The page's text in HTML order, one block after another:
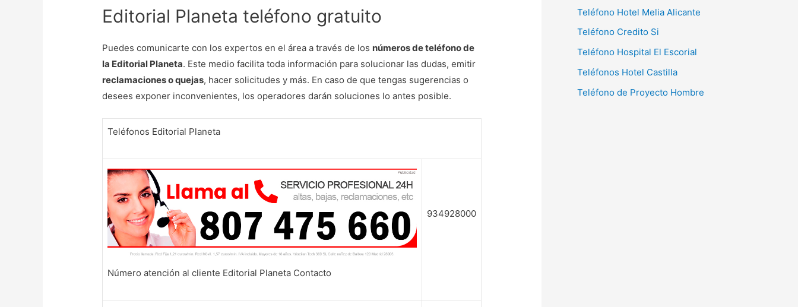
Editorial Planeta teléfono gratuito
Puedes comunicarte con los expertos en el área a través de los números de teléfono de
la Editorial Planeta. Este medio facilita toda información para solucionar las dudas, emitir
reclamaciones o quejas, hacer solicitudes y más. En caso de que tengas sugerencias o
desees exponer inconvenientes, los operadores darán soluciones lo antes posible.
Teléfonos Editorial Planeta
Número atención al cliente Editorial Planeta Contacto
934928000
Teléfono Hotel Melia Alicante
Teléfono Credito Si
Teléfono Hospital El Escorial
Teléfonos Hotel Castilla
Teléfono de Proyecto Hombre